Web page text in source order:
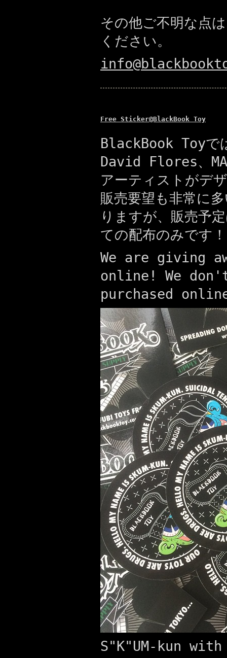
その他ご不明な点
ください。
Free Sticker@BlackBook Toy
BlackBook Toyで
David Flores、
アーティストがデ
販売要望も非常に
りますが、販売予
ての配布のみです！
We are giving
online! We
purchased
S"K"UM-kun